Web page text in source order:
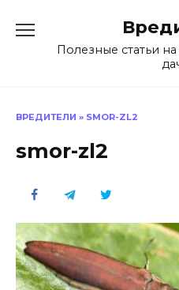
содержаниюПолезные статьи
ВРЕДИТЕЛИ » SMOR-ZL2
smor-zl2